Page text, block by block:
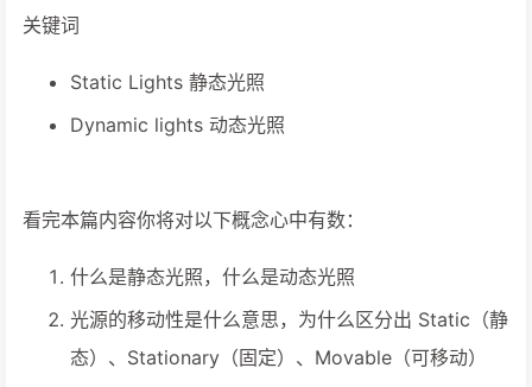
关键词
Static Lights 静态光照
Dynamic lights 动态光照
看完本篇内容你将对以下概念心中有数：
什么是静态光照，什么是动态光照
光源的移动性是什么意思，为什么区分出 Static（静
态）、Stationary（固定）、Movable（可移动）